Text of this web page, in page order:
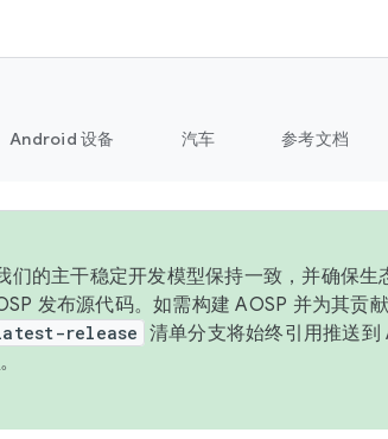
Android 设备 汽车 参考文档
们的主干稳定开发模型保持一致，并确保
发布源代码。如需构建 AOSP 并为其贡
release 清单分支将始终引用推送
。